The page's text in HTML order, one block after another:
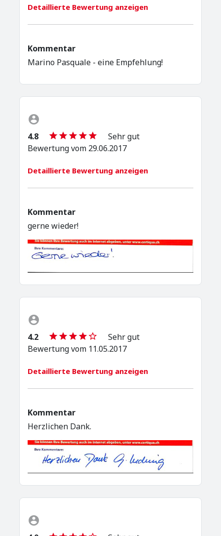
Detaillierte Bewertung anzeigen
Kommentar
Marino Pasquale - eine Empfehlung!
4.8
Sehr gut
Bewertung vom 29.06.2017
Detaillierte Bewertung anzeigen
Kommentar
gerne wieder!
4.2
Sehr gut
Bewertung vom 11.05.2017
Detaillierte Bewertung anzeigen
Kommentar
Herzlichen Dank.